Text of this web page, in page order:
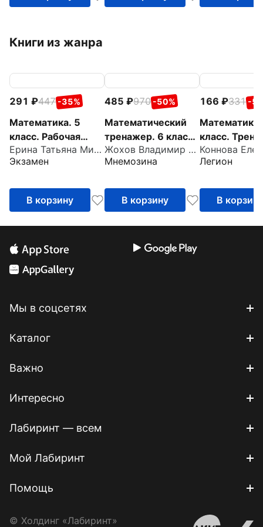
Книги из жанра
291 447 -35%
Математика. 5
класс. Рабочая
тетрадь к учебнику
Н. Я. Виленкина и
Ерина Татьяна Михайловна
Экзамен
В корзину
485 970 -50%
Математический
тренажер. 6 класс.
Пособие для
учителей и
Жохов Владимир Иванович
Мнемозина
В корзину
166 331 -
класс.
Все темы
Легион
В корзину
Мы в соцсетях
Каталог
Важно
Интересно
Лабиринт — всем
Мой Лабиринт
Помощь
© Холдинг «Лабиринт»